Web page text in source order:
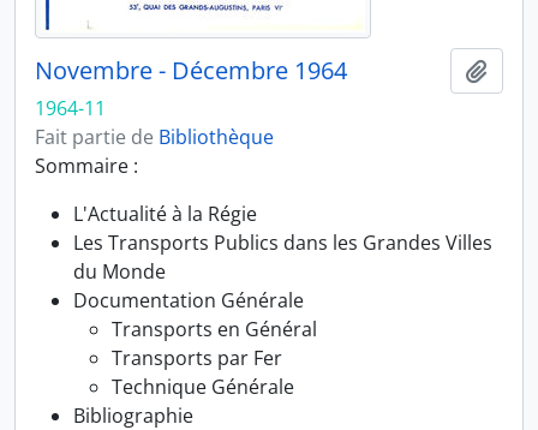
Novembre - Décembre 1964
1964-11
Fait partie de Bibliothèque
Sommaire :
L'Actualité à la Régie
Les Transports Publics dans les Grandes Villes
du Monde
Documentation Générale
Transports en Général
Transports par Fer
Technique Générale
Bibliographie